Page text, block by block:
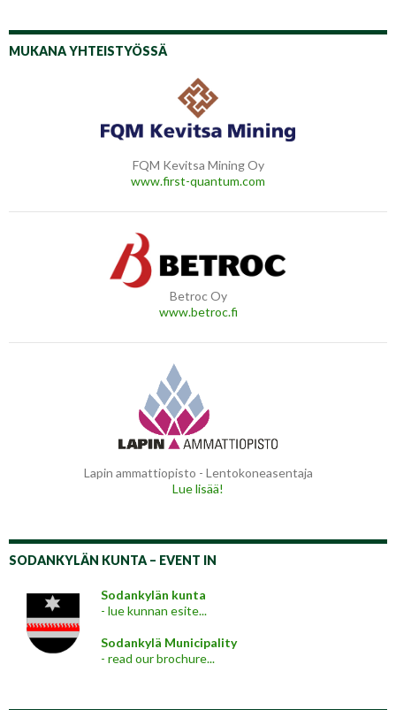
MUKANA YHTEISTYÖSSÄ
FQM Kevitsa Mining Oy
www.first-quantum.com
Betroc Oy
www.betroc.fi
Lapin ammattiopisto - Lentokoneasentaja
Lue lisää!
SODANKYLÄN KUNTA – EVENT IN
Sodankylän kunta
- lue kunnan esite...
Sodankylä Municipality
- read our brochure...